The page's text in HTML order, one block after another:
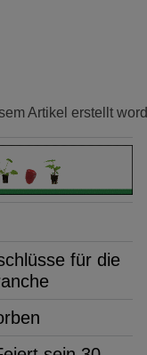
Artikel erstellt
für die